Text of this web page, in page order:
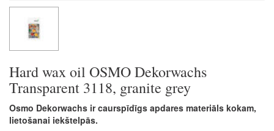
Hard wax oil OSMO Dekorwachs
Transparent 3118, granite grey
Osmo Dekorwachs ir caurspīdīgs apdares materiāls kokam,
lietošanai iekštelpās.